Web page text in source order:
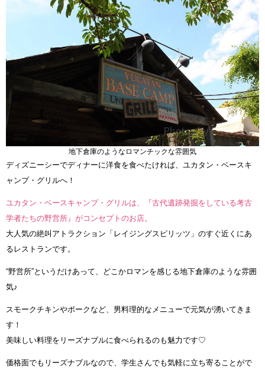
地下倉庫のようなロマンチックな雰囲気
ディズニーシーでディナーに洋食を食べたければ、ユカタン・ベースキ
ャンプ・グリルへ！
ユカタン・ベースキャンプ・グリルは、『古代遺跡発掘をしている考古
学者たちの野営所』がコンセプトのお店。
大人気の絶叫アトラクション「レイジングスピリッツ」のすぐ近くにあ
るレストランです。
“野営所”というだけあって、どこかロマンを感じる地下倉庫のような雰囲
気♪
スモークチキンやポークなど、男料理的なメニューで元気が湧いてきま
す！
美味しい料理をリーズナブルに食べられるのも魅力です♡
価格面でもリーズナブルなので、学生さんでも気軽に立ち寄ることがで